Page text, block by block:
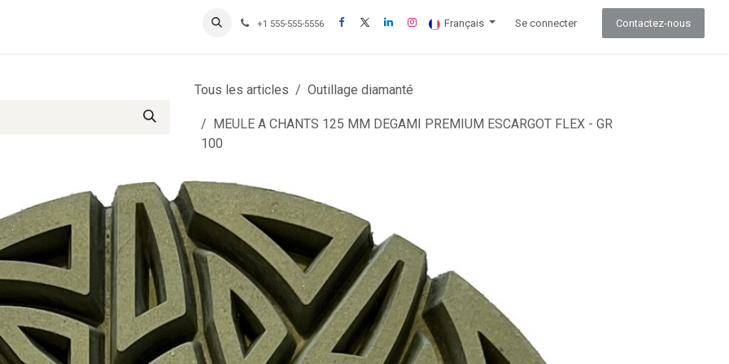
Inscription Clients professionnels+1 555-555-5556 Français Se connecter Contactez-nous
Tous les articles Outillage diamanté
MEULE A CHANTS 125 MM DEGAMI PREMIUM ESCARGOT FLEX - GR
100